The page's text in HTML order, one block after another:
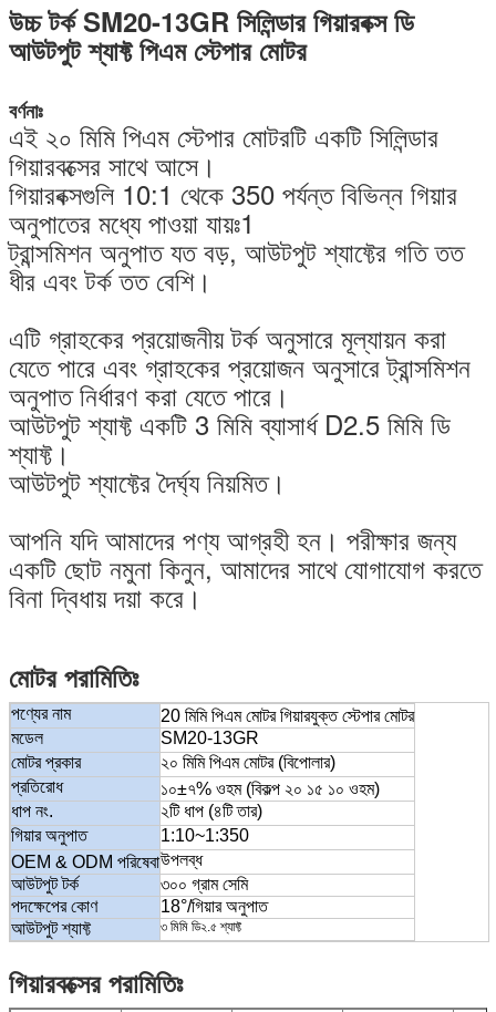
উচ্চ টর্ক SM20-13GR সিলিন্ডার গিয়ারবক্স ডি
আউটপুট শ্যাফ্ট পিএম স্টেপার মোটর
বর্ণনাঃ
এই ২০ মিমি পিএম স্টেপার মোটরটি একটি সিলিন্ডার
গিয়ারবক্সের সাথে আসে।
গিয়ারবক্সগুলি 10:1 থেকে 350 পর্যন্ত বিভিন্ন গিয়ার
অনুপাতের মধ্যে পাওয়া যায়ঃ1
ট্রান্সমিশন অনুপাত যত বড়, আউটপুট শ্যাফ্টের গতি তত
ধীর এবং টর্ক তত বেশি।
এটি গ্রাহকের প্রয়োজনীয় টর্ক অনুসারে মূল্যায়ন করা
যেতে পারে এবং গ্রাহকের প্রয়োজন অনুসারে ট্রান্সমিশন
অনুপাত নির্ধারণ করা যেতে পারে।
আউটপুট শ্যাফ্ট একটি 3 মিমি ব্যাসার্ধ D2.5 মিমি ডি
শ্যাফ্ট।
আউটপুট শ্যাফ্টের দৈর্ঘ্য নিয়মিত।
আপনি যদি আমাদের পণ্য আগ্রহী হন। পরীক্ষার জন্য
একটি ছোট নমুনা কিনুন, আমাদের সাথে যোগাযোগ করতে
বিনা দ্বিধায় দয়া করে।
মোটর পরামিতিঃ
পণ্যের নাম
20 মিমি পিএম মোটর গিয়ারযুক্ত স্টেপার মোটর
মডেল
SM20-13GR
মোটর প্রকার
২০ মিমি পিএম মোটর (বিপোলার)
প্রতিরোধ
১০±৭% ওহম (বিকল্প ২০ ১৫ ১০ ওহম)
ধাপ নং.
২টি ধাপ (৪টি তার)
গিয়ার অনুপাত
1:10~1:350
OEM & ODM পরিষেবাউপলব্ধ
আউটপুট টর্ক
৩০০ গ্রাম সেমি
পদক্ষেপের কোণ
18°/গিয়ার অনুপাত
আউটপুট শ্যাফ্ট
৩ মিমি ডি২.৫ শ্যাফ্ট
গিয়ারবক্সের পরামিতিঃ